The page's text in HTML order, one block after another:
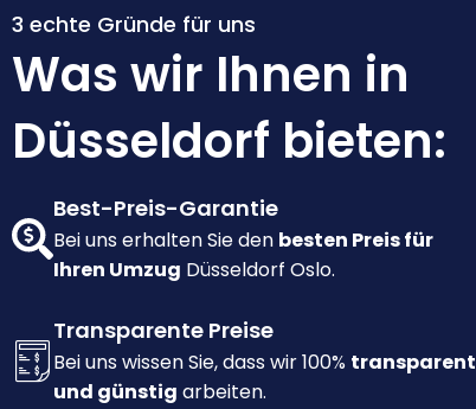
3 echte Gründe für uns
Was wir Ihnen in
Düsseldorf bieten:
Best-Preis-Garantie
Bei uns erhalten Sie den besten Preis für
Ihren Umzug Düsseldorf Oslo.
Transparente Preise
Bei uns wissen Sie, dass wir 100% transparent
und günstig arbeiten.